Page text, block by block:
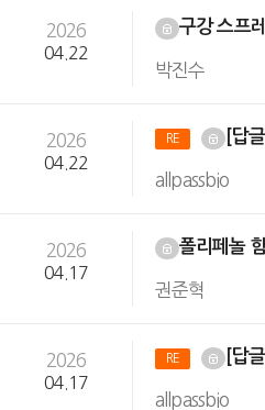
2026
04.22
구강 스프
박진수
2026
04.22
RE [답
allpassbio
2026
04.17
폴리페놀
권준혁
2026
04.17
RE [답
allpassbio